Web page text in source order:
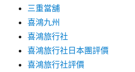
三重當舖
喜鴻九州
喜鴻旅行社
喜鴻旅行社日本團評價
喜鴻旅行社評價